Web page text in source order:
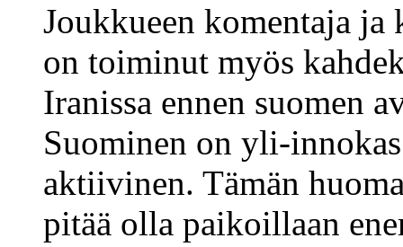
Joukkueen komentaja
on toiminut myös
Iranissa ennen suomen
Suominen on yli-
aktiivinen. Tämän
pitää olla paikoillaan